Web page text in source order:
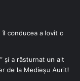
îl conducea a lovit o
și a răsturnat un alt
de la Medieșu Aurit!